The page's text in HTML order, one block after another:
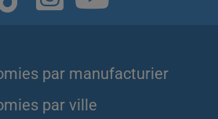
par manufacturier
par ville